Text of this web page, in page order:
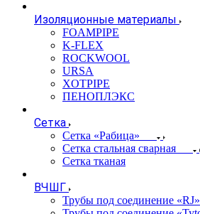
Изоляционные материалы
FOAMPIPE
K-FLEX
ROCKWOOL
URSA
XOTPIPE
ПЕНОПЛЭКС
Сетка
Сетка «Рабица»
Сетка стальная сварная
Сетка тканая
ВЧШГ
Трубы под соединение «RJ»